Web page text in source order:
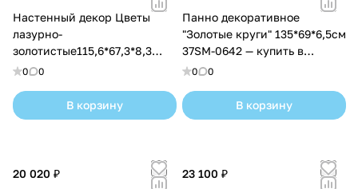
Настенный декор Цветы
лазурно-
золотистые115,6*67,3*8,3
37SM-0879 — купить в
0 0
В корзину
Панно декоративное
"Золотые круги" 135*69*6,5см
37SM-0642 — купить в
Ставрополе с доставкой
0 0
В корзину
20 020 ₽
23 100 ₽